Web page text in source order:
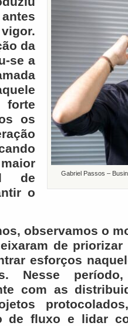
Gabriel Passos –
da
se a
forte
os
de
o
observamos o
de
esforços
Nesse
com as
de fluxo e lidar